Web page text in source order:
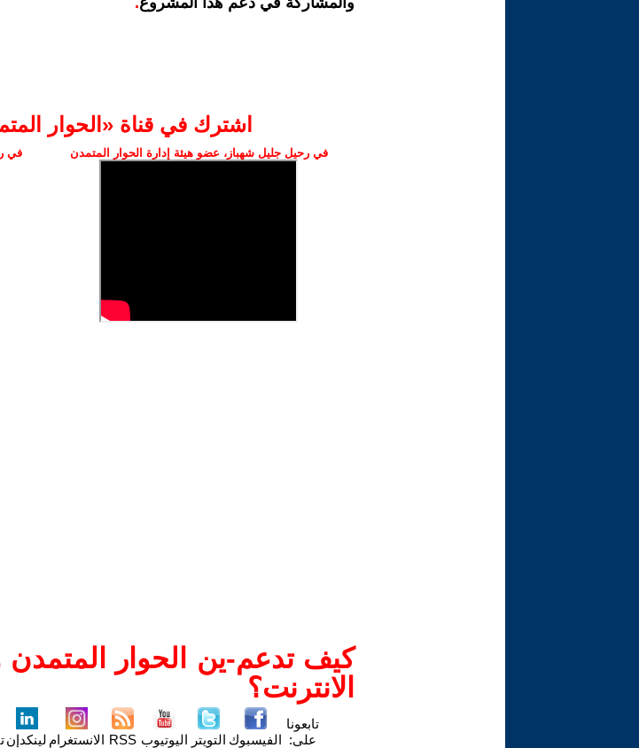
اشترك في قناة ‫«الحوار
في رحيل جليل شهباز، عضو هيئة إدارة الحوار المتمدن في
كيف تدعم-ين الحوار المتمدن
الانترنت؟
تابعونا
على: الفيسبوك التويتر اليوتيوب RSS الانستغرام لينكدإن